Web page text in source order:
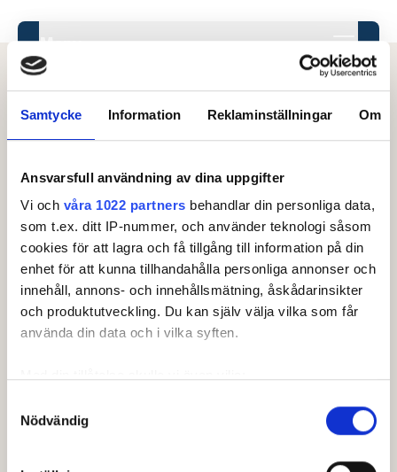
Samtycke Information Reklaminställningar Om
Ansvarsfull användning av dina uppgifter
Vi och våra 1022 partners behandlar din personliga data,
som t.ex. ditt IP-nummer, och använder teknologi såsom
cookies för att lagra och få tillgång till information på din
enhet för att kunna tillhandahålla personliga annonser och
innehåll, annons- och innehållsmätning, åskådarinsikter
och produktutveckling. Du kan själv välja vilka som får
använda din data och i vilka syften.
kan ha en noggrannhet på upp till flera meter
Nödvändig
Meny
Leaderboard.
1 Österlens GK +28
2 Öijared GK +50
4 Flommens GK +59
5 Nkpg Skpg GK +
Visa fler